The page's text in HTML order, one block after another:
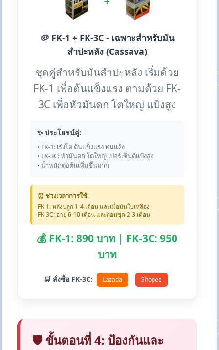
🥔 FK-1 + FK-3C - เฉพาะสำหรับมัน
สำปะหลัง (Cassava)
ชุดคู่สำหรับมันสำปะหลัง เริ่มด้วย
FK-1 เพื่อต้นแข็งแรง ตามด้วย FK-
3C เพื่อหัวมันดก โตใหญ่ แป้งสูง
✨ ประโยชน์คู่:
• FK-1: เร่งโต ต้นแข็งแรง ทนแล้ง
• FK-3C: หัวมันดก โตใหญ่ เปอร์เซ็นต์แป้งสูง
• น้ำหนักต่อต้นเพิ่มขึ้นมาก
⏰ ช่วงเวลาการใช้:
FK-1: หลังปลูก 1-4 เดือน และเมื่อมันใบเหลือง
FK-3C: อายุ 6-10 เดือน และก่อนขุด 2-3 เดือน
💰 FK-1: 890 บาท | FK-3C: 950
บาท
🛒 สั่งซื้อ FK-3C: Lazada Shopee
🛡️ ขั้นตอนที่ 4: ป้องกันและ